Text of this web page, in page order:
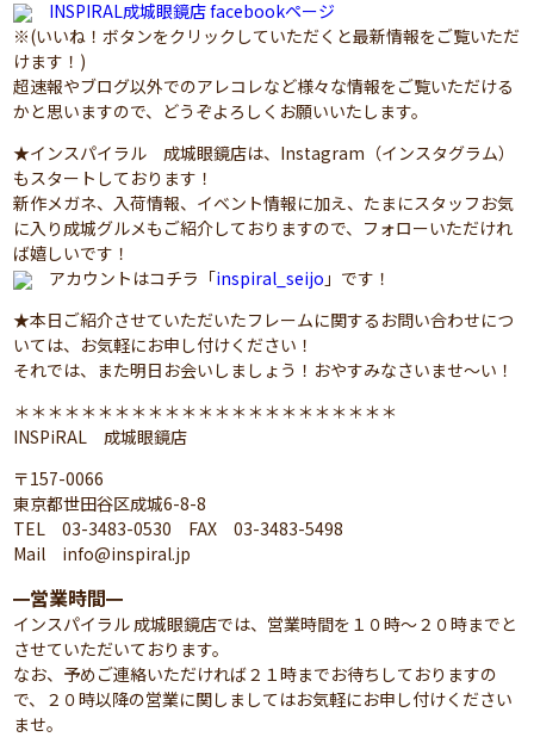
INSPIRAL成城眼鏡店 facebookページ
※(いいね！ボタンをクリックしていただくと最新情報をご覧いただ
けます！)
超速報やブログ以外でのアレコレなど様々な情報をご覧いただける
かと思いますので、どうぞよろしくお願いいたします。
★インスパイラル 成城眼鏡店は、Instagram（インスタグラム）
もスタートしております！
新作メガネ、入荷情報、イベント情報に加え、たまにスタッフお気
に入り成城グルメもご紹介しておりますので、フォローいただけれ
ば嬉しいです！
アカウントはコチラ「inspiral_seijo 」です！
★本日ご紹介させていただいたフレームに関するお問い合わせにつ
いては、お気軽にお申し付けください！
それでは、また明日お会いしましょう！おやすみなさいませ～い！
＊＊＊＊＊＊＊＊＊＊＊＊＊＊＊＊＊＊＊＊＊＊＊
INSPiRAL 成城眼鏡店
〒157-0066
東京都世田谷区成城6-8-8
TEL 03-3483-0530 FAX 03-3483-5498
Mail info@inspiral.jp
━営業時間━
インスパイラル 成城眼鏡店では、営業時間を１０時～２０時までと
させていただいております。
なお、予めご連絡いただければ２１時までお待ちしておりますの
で、２０時以降の営業に関しましてはお気軽にお申し付けください
ませ。